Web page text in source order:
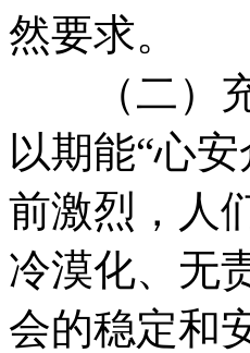
然要求。
（二）充
以期能“心
前激烈，人
冷漠化、无
会的稳定和